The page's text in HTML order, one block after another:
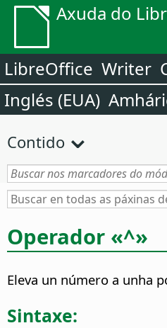
Axuda do
LibreOffice Writer
Inglés (EUA)
Contido
Operador «^»
Eleva un número a unha
Sintaxe: